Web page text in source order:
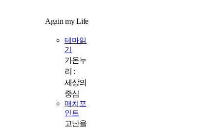
Again my Life
테마읽
기
가온누
리 :
세상의
중심
매치포
인트
고난을